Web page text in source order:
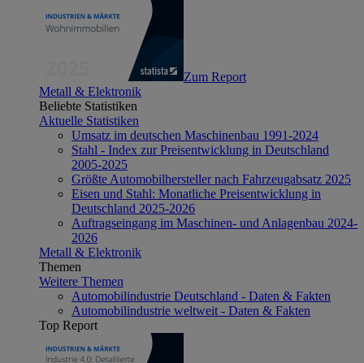
Zum Report
Metall & Elektronik
Beliebte Statistiken
Aktuelle Statistiken
Umsatz im deutschen Maschinenbau 1991-2024
Stahl - Index zur Preisentwicklung in Deutschland
2005-2025
Größte Automobilhersteller nach Fahrzeugabsatz 2025
Eisen und Stahl: Monatliche Preisentwicklung in
Deutschland 2025-2026
Auftragseingang im Maschinen- und Anlagenbau 2024-
2026
Metall & Elektronik
Themen
Weitere Themen
Automobilindustrie Deutschland - Daten & Fakten
Automobilindustrie weltweit - Daten & Fakten
Top Report